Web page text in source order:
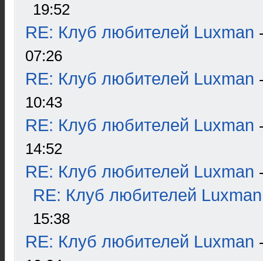
19:52
RE: Клуб любителей Luxman
07:26
RE: Клуб любителей Luxman
10:43
RE: Клуб любителей Luxman
14:52
RE: Клуб любителей Luxman
RE: Клуб любителей Luxman
15:38
RE: Клуб любителей Luxman